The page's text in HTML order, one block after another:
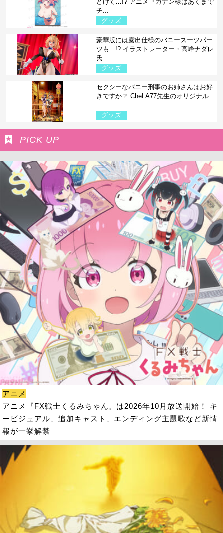
どけて…!? アニメ『カナン様はあくまで
チ...
グッズ
豪華版には露出仕様のバニースーツパー
ツも…!? イラストレーター・高峰ナダレ
氏...
グッズ
セクシーなバニー刑事のお姉さんはお好
きですか？ CheLA77先生のオリジナル...
グッズ
PICK UP
アニメ
アニメ『FX戦士くるみちゃん』は2026年10月放送開始！ キ
ービジュアル、追加キャスト、エンディング主題歌など新情
報が一挙解禁